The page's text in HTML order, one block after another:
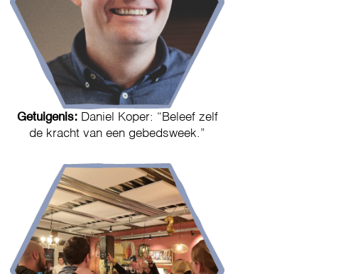
Getuigenis: Daniel Koper: “Beleef zelf
de kracht van een gebedsweek.”